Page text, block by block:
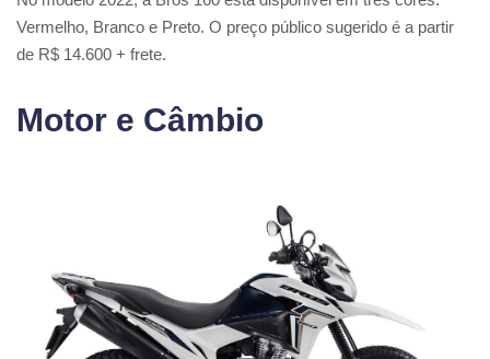
Vermelho, Branco e Preto. O preço público sugerido é a partir
de R$ 14.600 + frete.
Motor e Câmbio